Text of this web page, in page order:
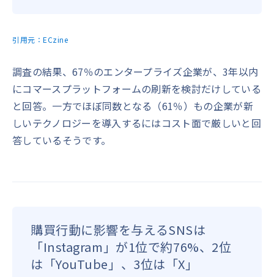
引用元：ECzine
調査の結果、67％のエンタープライズ企業が、3年以内
にコマースプラットフォームの刷新を検討だけしている
と回答。一方でほぼ同数となる（61％）もの企業が新
しいテクノロジーを導入するにはコスト面で厳しいと回
答しているそうです。
購買行動に影響を与えるSNSは
「Instagram」が1位で約76%、2位
は「YouTube」、3位は「X」